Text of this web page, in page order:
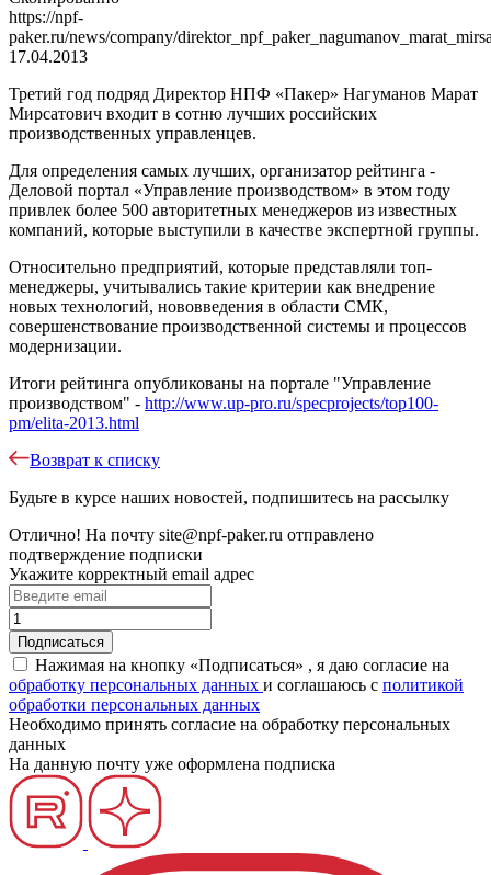
https://npf-
paker.ru/news/company/
17.04.2013
Третий год подряд Директор НПФ «Пакер» Нагуманов Марат
Мирсатович входит в сотню лучших российских
производственных управленцев.
Для определения самых лучших, организатор рейтинга -
Деловой портал «Управление производством» в этом году
привлек более 500 авторитетных менеджеров из известных
компаний, которые выступили в качестве экспертной группы.
Относительно предприятий, которые представляли топ-
менеджеры, учитывались такие критерии как внедрение
новых технологий, нововведения в области СМК,
совершенствование производственной системы и процессов
модернизации.
Итоги рейтинга опубликованы на портале "Управление
производством" - http://www.up-pro.ru/specprojects/top100-
pm/elita-2013.html
Возврат к списку
Будьте в курсе наших новостей, подпишитесь на рассылку
Отлично! На почту site@npf-paker.ru отправлено
подтверждение подписки
Укажите корректный email адрес
Нажимая на кнопку «Подписаться» , я даю согласие на
обработку персональных данных и соглашаюсь c политикой
обработки персональных данных
Необходимо принять согласие на обработку персональных
данных
На данную почту уже оформлена подписка